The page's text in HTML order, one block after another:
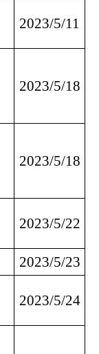
2023/5/11
2023/5/18
2023/5/18
2023/5/22
2023/5/23
2023/5/24